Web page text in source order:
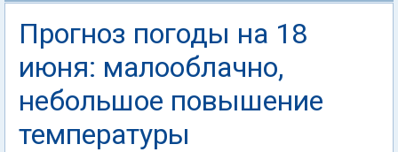
Прогноз погоды на 18
июня: малооблачно,
небольшое повышение
температуры